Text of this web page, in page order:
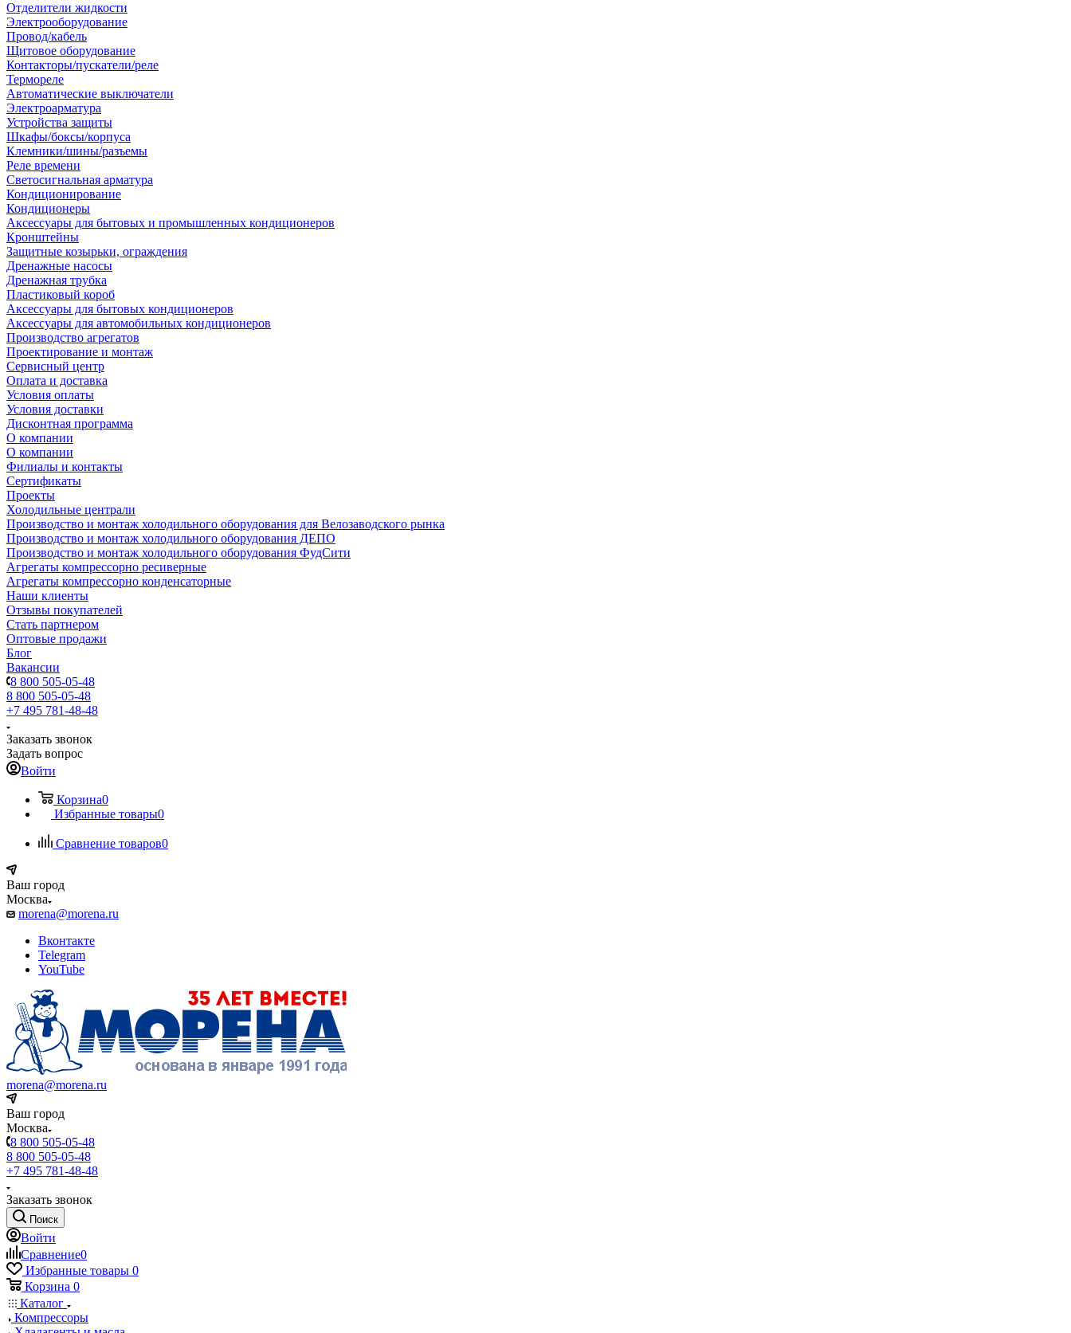
Отделители жидкости
Электрооборудование
Провод/кабель
Щитовое оборудование
Контакторы/пускатели/реле
Термореле
Автоматические выключатели
Электроарматура
Устройства защиты
Шкафы/боксы/корпуса
Клемники/шины/разъемы
Реле времени
Светосигнальная арматура
Кондиционирование
Кондиционеры
Аксессуары для бытовых и промышленных кондиционеров
Кронштейны
Защитные козырьки, ограждения
Дренажные насосы
Дренажная трубка
Пластиковый короб
Аксессуары для бытовых кондиционеров
Аксессуары для автомобильных кондиционеров
Производство агрегатов
Проектирование и монтаж
Сервисный центр
Оплата и доставка
Условия оплаты
Условия доставки
Дисконтная программа
О компании
О компании
Филиалы и контакты
Сертификаты
Проекты
Холодильные централи
Производство и монтаж холодильного оборудования для Велозаводского рынка
Производство и монтаж холодильного оборудования ДЕПО
Производство и монтаж холодильного оборудования ФудСити
Агрегаты компрессорно ресиверные
Агрегаты компрессорно конденсаторные
Наши клиенты
Отзывы покупателей
Стать партнером
Оптовые продажи
Блог
Вакансии
8 800 505-05-48
8 800 505-05-48
+7 495 781-48-48
Заказать звонок
Задать вопрос
Войти
Корзина0
Избранные товары0
Сравнение товаров0
Ваш город
Москва
morena@morena.ru
Вконтакте
Telegram
YouTube
morena@morena.ru
Ваш город
Москва
8 800 505-05-48
8 800 505-05-48
+7 495 781-48-48
Заказать звонок
Поиск
Войти
Сравнение0
Избранные товары 0
Корзина 0
Каталог
Компрессоры